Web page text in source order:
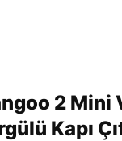
2 Mini
Kapı